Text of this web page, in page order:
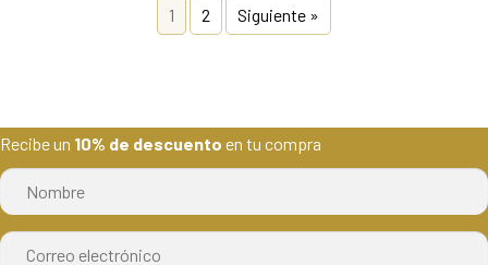
1 2 Siguiente »
Recibe un 10% de descuento en tu compra